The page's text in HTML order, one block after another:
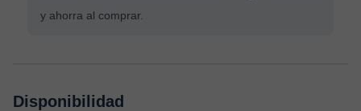
y ahorra al comprar.
Disponibilidad